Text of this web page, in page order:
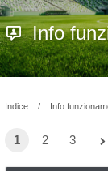
Info
Indice Info
1 2 3